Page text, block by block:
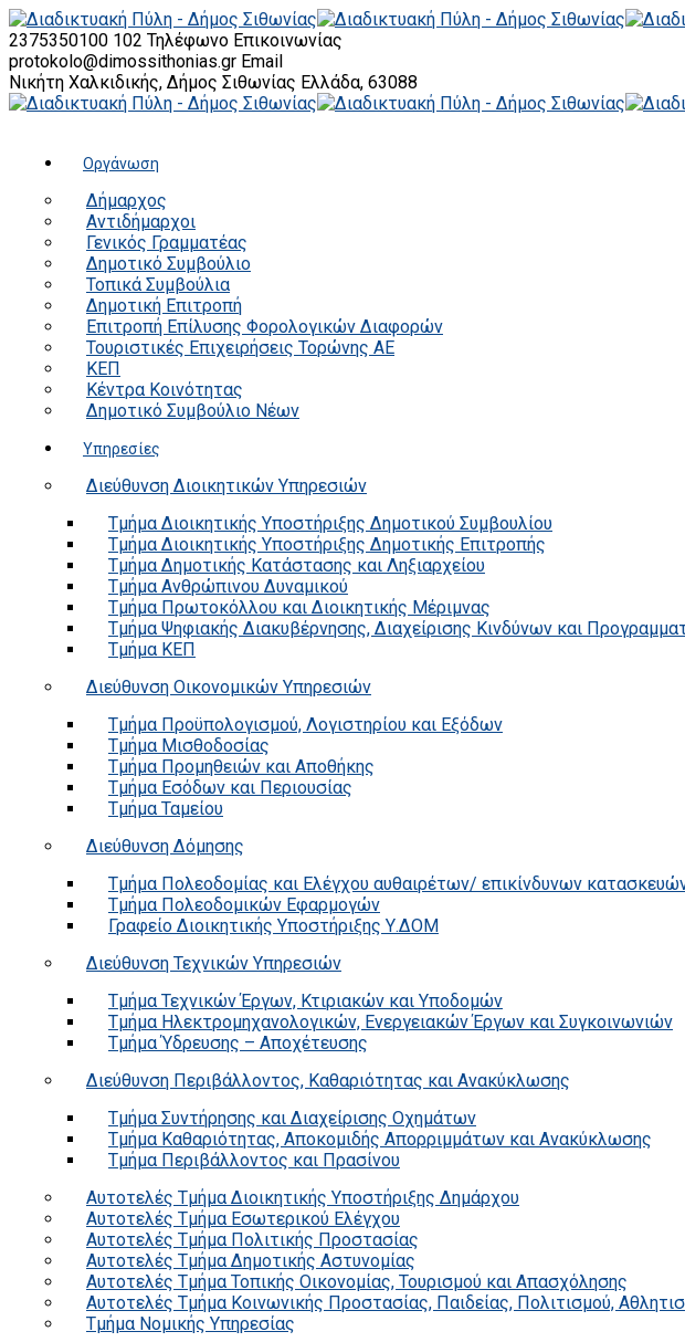
2375350100 102 Τηλέφωνο Επικοινωνίας
protokolo@dimossithonias.gr Email
Νικήτη Χαλκιδικής, Δήμος Σιθωνίας Ελλάδα, 63088
Οργάνωση
Δήμαρχος
Αντιδήμαρχοι
Γενικός Γραμματέας
Δημοτικό Συμβούλιο
Τοπικά Συμβούλια
Δημοτική Επιτροπή
Επιτροπή Επίλυσης Φορολογικών Διαφορών
Τουριστικές Επιχειρήσεις Τορώνης ΑΕ
ΚΕΠ
Κέντρα Κοινότητας
Δημοτικό Συμβούλιο Νέων
Υπηρεσίες
Διεύθυνση Διοικητικών Υπηρεσιών
Τμήμα Διοικητικής Υποστήριξης Δημοτικού Συμβουλίου
Τμήμα Διοικητικής Υποστήριξης Δημοτικής Επιτροπής
Τμήμα Δημοτικής Κατάστασης και Ληξιαρχείου
Τμήμα Ανθρώπινου Δυναμικού
Τμήμα Πρωτοκόλλου και Διοικητικής Μέριμνας
Τμήμα Ψηφιακής Διακυβέρνησης, Διαχείρισης Κινδύνων και
Τμήμα ΚΕΠ
Διεύθυνση Οικονομικών Υπηρεσιών
Τμήμα Προϋπολογισμού, Λογιστηρίου και Εξόδων
Τμήμα Μισθοδοσίας
Τμήμα Προμηθειών και Αποθήκης
Τμήμα Εσόδων και Περιουσίας
Τμήμα Ταμείου
Διεύθυνση Δόμησης
Τμήμα Πολεοδομίας και Ελέγχου αυθαιρέτων/ επικίνδυνων
Τμήμα Πολεοδομικών Εφαρμογών
Γραφείο Διοικητικής Υποστήριξης Υ.ΔΟΜ
Διεύθυνση Τεχνικών Υπηρεσιών
Τμήμα Τεχνικών Έργων, Κτιριακών και Υποδομών
Τμήμα Ηλεκτρομηχανολογικών, Ενεργειακών Έργων και Συγκοινωνιών
Τμήμα Ύδρευσης – Αποχέτευσης
Διεύθυνση Περιβάλλοντος, Καθαριότητας και Ανακύκλωσης
Τμήμα Συντήρησης και Διαχείρισης Οχημάτων
Τμήμα Καθαριότητας, Αποκομιδής Απορριμμάτων και Ανακύκλωσης
Τμήμα Περιβάλλοντος και Πρασίνου
Αυτοτελές Τμήμα Διοικητικής Υποστήριξης Δημάρχου
Αυτοτελές Τμήμα Εσωτερικού Ελέγχου
Αυτοτελές Τμήμα Πολιτικής Προστασίας
Αυτοτελές Τμήμα Δημοτικής Αστυνομίας
Αυτοτελές Τμήμα Τοπικής Οικονομίας, Τουρισμού και Απασχόλησης
Αυτοτελές Τμήμα Κοινωνικής Προστασίας, Παιδείας, Πολιτισμού,
Τμήμα Νομικής Υπηρεσίας